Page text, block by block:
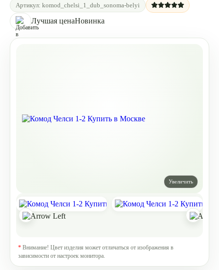
Артикул: komod_chelsi_1_dub_sonoma-belyi
Лучшая ценаНовинка
* Внимание! Цвет изделия может отличаться от изображения в
зависимости от настроек монитора.